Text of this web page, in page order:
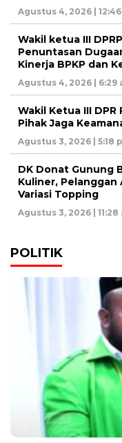
Agustus 4, 2026 |
Wakil ketua III
Penuntasan
Kinerja BPKP dan
Agustus 4, 2026 | 6:29
Wakil Ketua III
Pihak Jaga
Agustus 3, 2026 | 5:18
DK Donat Gunung
Kuliner, Pelanggan
Variasi Topping
Agustus 3, 2026 | 11:28
POLITIK